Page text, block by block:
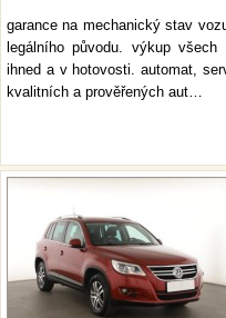
garance na mechanický stav
legálního původu. výkup
ihned a v hotovosti. automat,
kvalitních a prověřených aut…